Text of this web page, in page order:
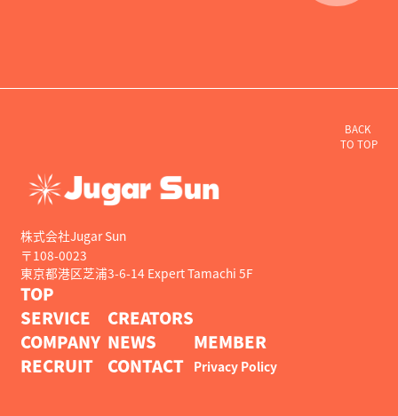
株式会社Jugar Sun
〒108-0023
東京都港区芝浦3-6-14 Expert Tamachi 5F
TOP
SERVICE
CREATORS
COMPANY NEWS
MEMBER
RECRUIT
CONTACT Privacy Policy
BACK
TO TOP